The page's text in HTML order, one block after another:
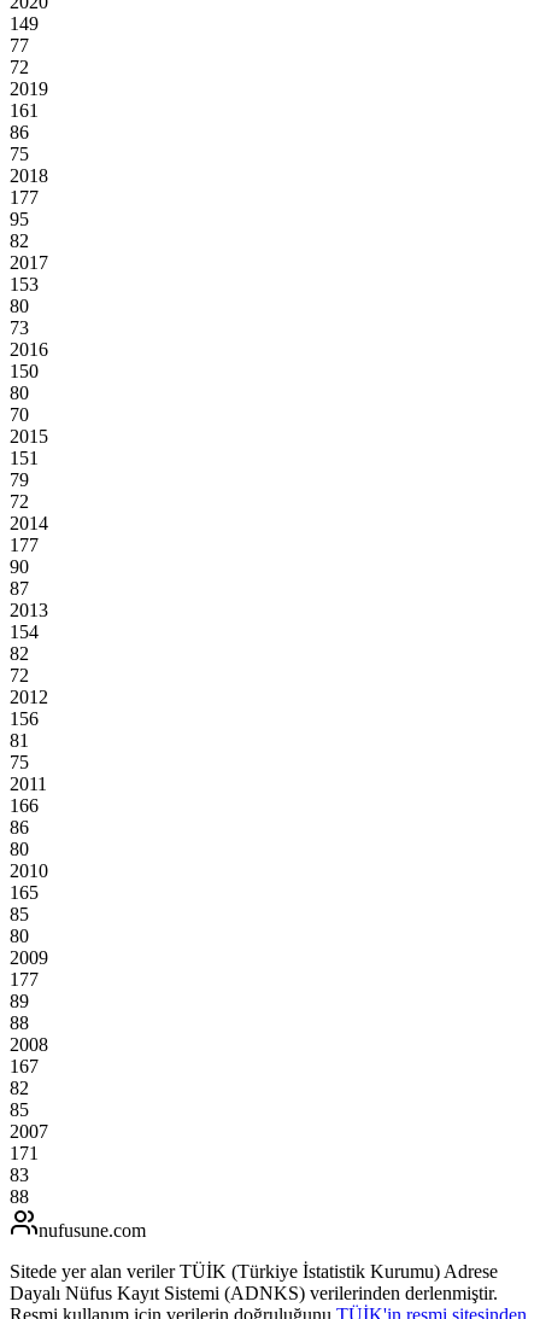
149
77
72
2019
161
86
75
2018
177
95
82
2017
153
80
73
2016
150
80
70
2015
151
79
72
2014
177
90
87
2013
154
82
72
2012
156
81
75
2011
166
86
80
2010
165
85
80
2009
177
89
88
2008
167
82
85
2007
171
83
88
nufusune.com
Sitede yer alan veriler TÜİK (Türkiye İstatistik Kurumu) Adrese
Dayalı Nüfus Kayıt Sistemi (ADNKS) verilerinden derlenmiştir.
Resmi kullanım için verilerin doğruluğunu TÜİK'in resmi sitesinden